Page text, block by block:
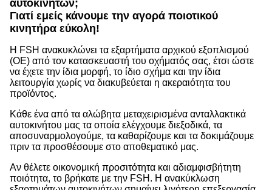
αυτοκινήτων;
Γιατί εμείς κάνουμε την αγορά ποιοτικού
κινητήρα εύκολη!
Η FSH ανακυκλώνει τα εξαρτήματα αρχικού εξοπλισμού
(OE) από τον κατασκευαστή του οχήματός σας, έτσι ώστε
να έχετε την ίδια μορφή, το ίδιο σχήμα και την ίδια
λειτουργία χωρίς να διακυβεύεται η ακεραιότητα του
προϊόντος.
Κάθε ένα από τα αλώβητα μεταχειρισμένα ανταλλακτικά
αυτοκινήτου μας τα οποία ελέγχουμε διεξοδικά, τα
αποσυναρμολογούμε, τα καθαρίζουμε και τα δοκιμάζουμε
πριν τα προσθέσουμε στο αποθεματικό μας.
Αν θέλετε οικονομική προσιτότητα και αδιαμφισβήτητη
ποιότητα, το βρήκατε με την FSH. Η ανακύκλωση